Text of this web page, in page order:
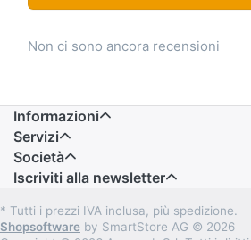
Non ci sono ancora recensioni
Informazioni
Servizi
Società
Iscriviti alla newsletter
* Tutti i prezzi IVA inclusa, più spedizione.
Shopsoftware by SmartStore AG © 2026